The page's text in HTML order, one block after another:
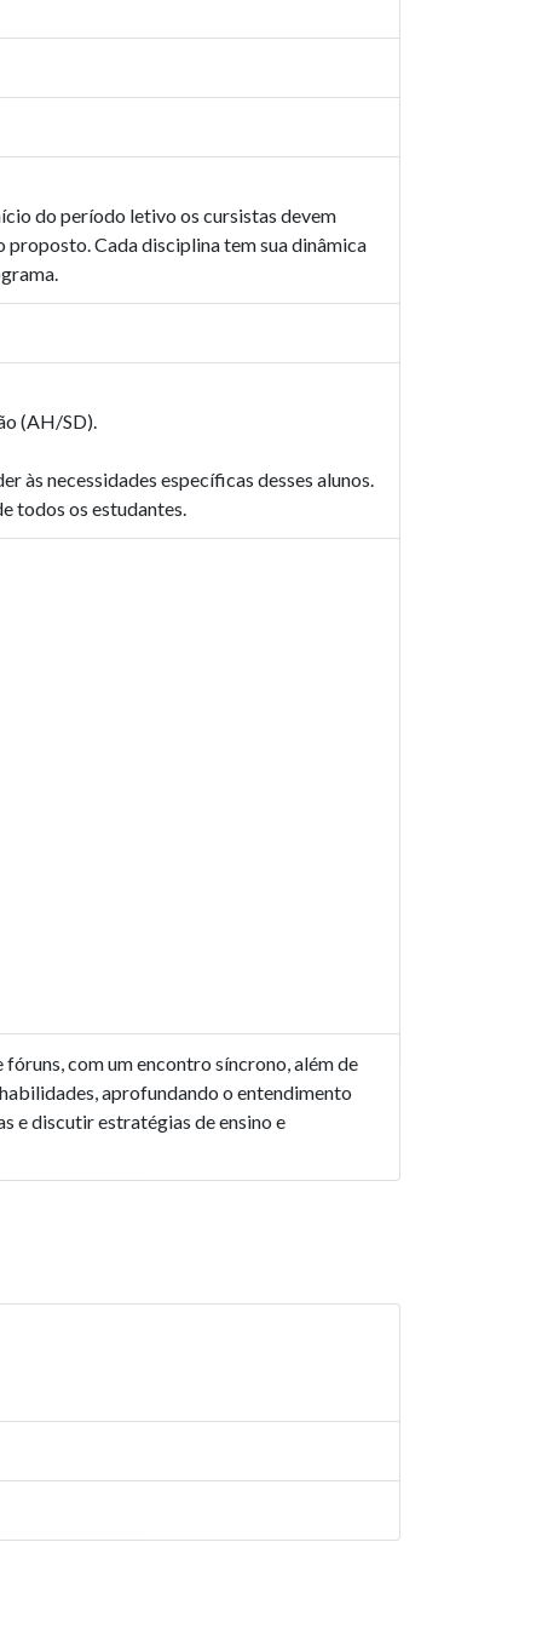
do período letivo os cursistas devem
Cada disciplina tem sua dinâmica
(AH/SD).
às necessidades específicas desses alunos.
todos os estudantes.
com um encontro síncrono, além de
aprofundando o entendimento
e discutir estratégias de ensino e